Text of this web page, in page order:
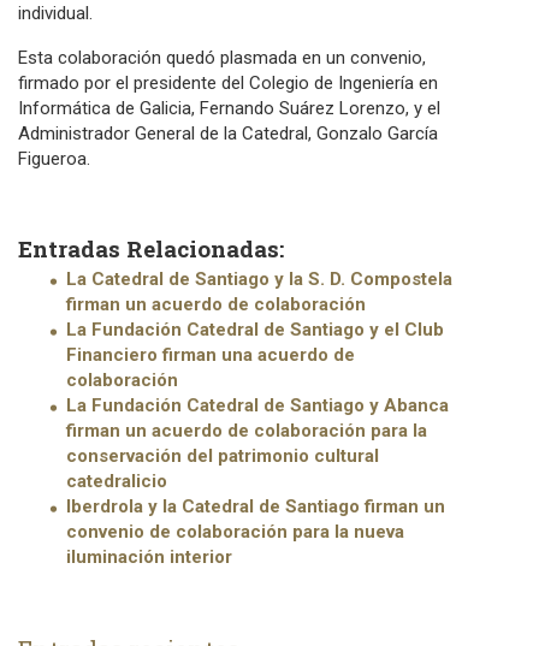
individual.
Esta colaboración quedó plasmada en un convenio,
firmado por el presidente del Colegio de Ingeniería en
Informática de Galicia, Fernando Suárez Lorenzo, y el
Administrador General de la Catedral, Gonzalo García
Figueroa.
Entradas Relacionadas:
La Catedral de Santiago y la S. D. Compostela
firman un acuerdo de colaboración
La Fundación Catedral de Santiago y el Club
Financiero firman una acuerdo de
colaboración
La Fundación Catedral de Santiago y Abanca
firman un acuerdo de colaboración para la
conservación del patrimonio cultural
catedralicio
Iberdrola y la Catedral de Santiago firman un
convenio de colaboración para la nueva
iluminación interior